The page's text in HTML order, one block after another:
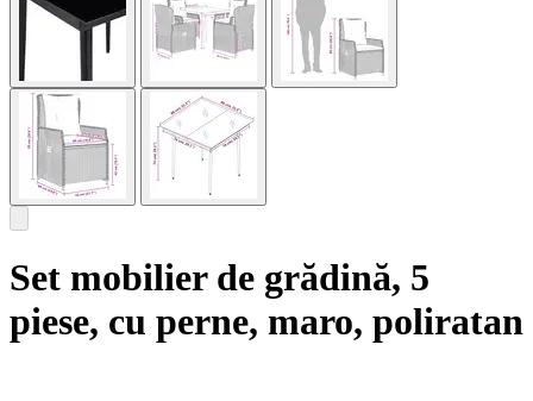
Set mobilier de grădină, 5
piese, cu perne, maro, poliratan